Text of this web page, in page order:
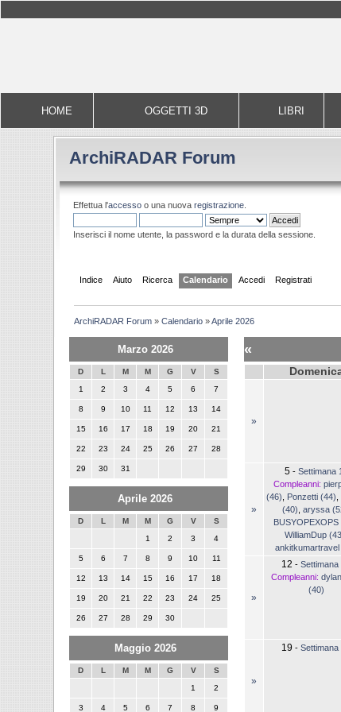
HOME OGGETTI 3D LIBRI
ArchiRADAR Forum
Effettua l'accesso o una nuovaregistrazione.
Inserisci il nome utente, la password e la durata della sessione.
Indice Aiuto Ricerca Calendario Accedi Registrati
ArchiRADAR Forum »Calendario »Aprile 2026
Marzo 2026
D L M M G V
S
1
2 3 4 5 6 7
8 9 10 11 12 13 14
15 16 17 18 19 20 21
22 23 24 25 26 27 28
29 30 31
Aprile 2026
D L M M G V
S
1
2 3 4
5 6 7 8 9 10 11
12 13 14 15 16 17 18
19 20 21 22 23 24 25
26 27 28 29 30
Maggio 2026
D L M M G V
S
1
2
3 4 5 6 7 8 9
«
»
»
5- Settimana
Compleanni:
(46)
Ponzetti (44)
(40) aryssa
BUSYOPEXOPS
WilliamDup
ankitkumartravel
»
12 -Settimana
Compleanni:
(40)
»
19 -Settimana